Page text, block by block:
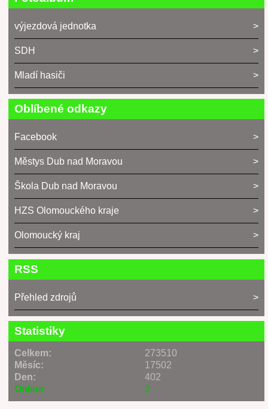
výjezdová jednotka
SDH
Mladí hasiči
Oblíbené odkazy
Facebook
Městys Dub nad Moravou
Škola Dub nad Moravou
HZS Olomouckého kraje
Olomoucký kraj
RSS
Přehled zdrojů
Statistiky
Online: 2
Celkem:
273510
Měsíc:
17502
Den:
402